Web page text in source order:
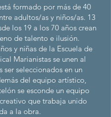
formado por más de 40
adultos/as y niños/as. 13
los 19 a los 70 años crean
de talento e ilusión.
y niñas de la Escuela de
Marianistas se unen al
ser seleccionados en un
del equipo artístico,
se esconde un equipo
que trabaja unido
a la obra.